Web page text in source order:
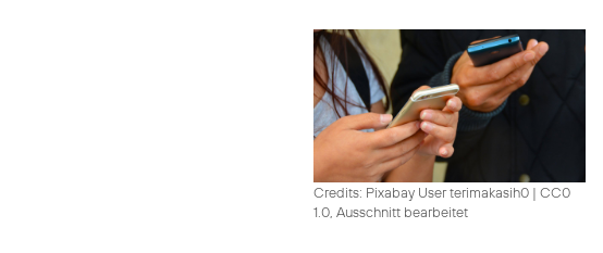
Credits: Pixabay User terimakasih0 | CC0
1.0, Ausschnitt bearbeitet